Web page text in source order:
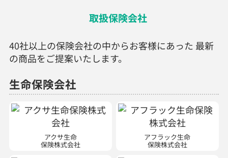
取扱保険会社
40社以上の保険会社の中からお客様にあった 最新
の商品をご提案いたします。
生命保険会社
アクサ生命
保険株式会社
アフラック生命
保険株式会社